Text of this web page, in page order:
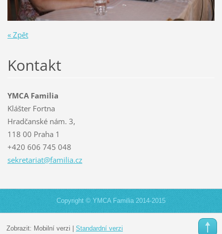
« Zpět
Kontakt
YMCA Familia
Klášter Fortna
Hradčanské nám. 3,
118 00 Praha 1
+420 606 745 048
sekretariat@familia.cz
Copyright © YMCA Familia 2014-2015
Zobrazit: Mobilní verzi | Standardní verzi